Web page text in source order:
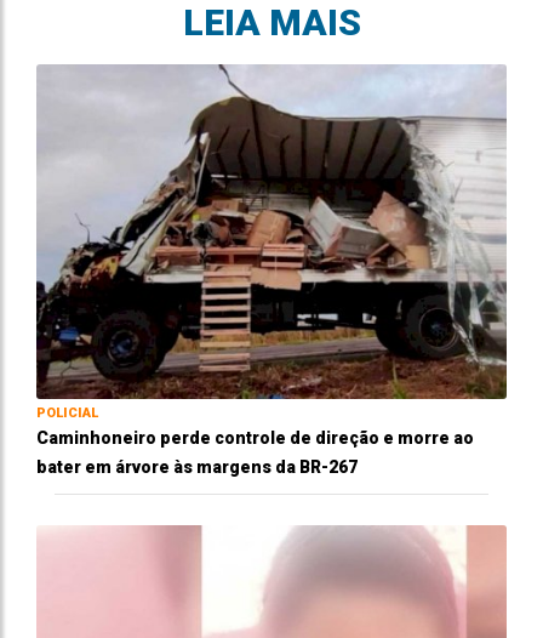
LEIA MAIS
POLICIAL
Caminhoneiro perde controle de direção e morre ao
bater em árvore às margens da BR-267